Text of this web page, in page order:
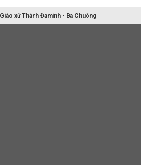
Giáo xứ Thánh Đaminh - Ba Chuông